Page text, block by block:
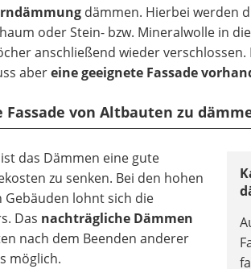
dämmen. Hierbei werden
oder Stein- bzw. Mineralwolle in
anschließend wieder
abereine geeignete Fassade
von Altbauten zu
das Dämmen eine gute
zu senken. Bei den hohen
Gebäuden lohnt sich die
Das nachträgliche Dämmen
nach dem Beenden anderer
möglich.